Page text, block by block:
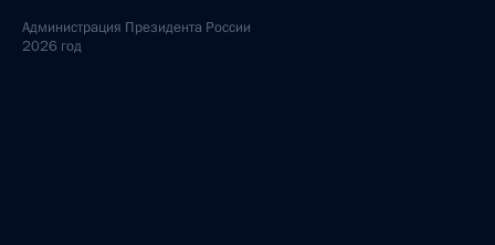
Администрация Президента России
2026 год